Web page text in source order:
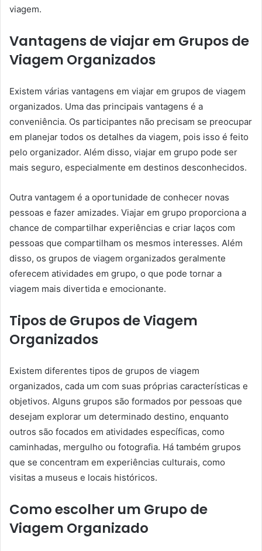
viagem.
Vantagens de viajar em Grupos de
Viagem Organizados
Existem várias vantagens em viajar em grupos de viagem
organizados. Uma das principais vantagens é a
conveniência. Os participantes não precisam se preocupar
em planejar todos os detalhes da viagem, pois isso é feito
pelo organizador. Além disso, viajar em grupo pode ser
mais seguro, especialmente em destinos desconhecidos.
Outra vantagem é a oportunidade de conhecer novas
pessoas e fazer amizades. Viajar em grupo proporciona a
chance de compartilhar experiências e criar laços com
pessoas que compartilham os mesmos interesses. Além
disso, os grupos de viagem organizados geralmente
oferecem atividades em grupo, o que pode tornar a
viagem mais divertida e emocionante.
Tipos de Grupos de Viagem
Organizados
Existem diferentes tipos de grupos de viagem
organizados, cada um com suas próprias características e
objetivos. Alguns grupos são formados por pessoas que
desejam explorar um determinado destino, enquanto
outros são focados em atividades específicas, como
caminhadas, mergulho ou fotografia. Há também grupos
que se concentram em experiências culturais, como
visitas a museus e locais históricos.
Como escolher um Grupo de
Viagem Organizado